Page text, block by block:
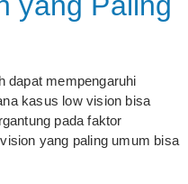
dapat mempengaruhi
kasus low vision bisa
pada faktor
yang paling umum bisa